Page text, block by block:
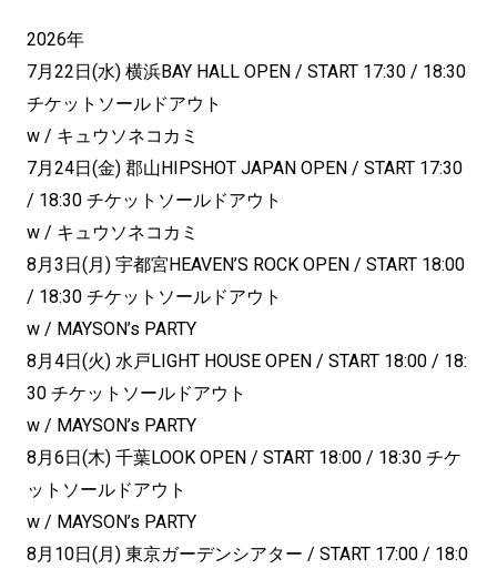
2026年
7月22日(水) 横浜BAY HALL OPEN / START 17:30 / 18:30
チケットソールドアウト
w / キュウソネコカミ
7月24日(金) 郡山HIPSHOT JAPAN OPEN / START 17:30
/ 18:30 チケットソールドアウト
w / キュウソネコカミ
8月3日(月) 宇都宮HEAVEN’S ROCK OPEN / START 18:00
/ 18:30 チケットソールドアウト
w / MAYSON’s PARTY
8月4日(火) 水戸LIGHT HOUSE OPEN / START 18:00 / 18:
30 チケットソールドアウト
w / MAYSON’s PARTY
8月6日(木) 千葉LOOK OPEN / START 18:00 / 18:30 チケ
ットソールドアウト
w / MAYSON’s PARTY
8月10日(月) 東京ガーデンシアター / START 17:00 / 18:0